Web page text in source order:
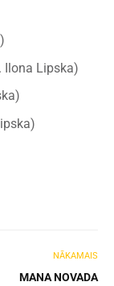
Ilona Lipska)
NĀKAMAIS
MANA NOVADA